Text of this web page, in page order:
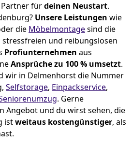
fürdeinen Neustart.
Unsere Leistungen wie
die Möbelmontagesind die
und reibungslosen
Profiunternehmen aus
Ansprüche zu 100 % umsetzt.
wir in Delmenhorst die Nummer
Selfstorage, Einpackservice,
. Gerne
Angebot und du wirst sehen, die
istweitaus kostengünstiger, als